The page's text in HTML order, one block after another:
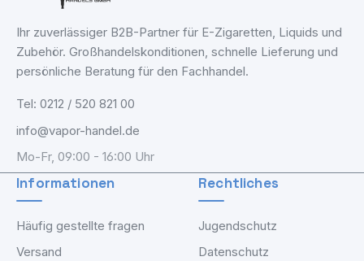
Ihr zuverlässiger B2B-Partner für E-Zigaretten, Liquids und
Zubehör. Großhandelskonditionen, schnelle Lieferung und
persönliche Beratung für den Fachhandel.
Tel: 0212 / 520 821 00
info@vapor-handel.de
Mo-Fr, 09:00 - 16:00 Uhr
Informationen
Häufig gestellte fragen
Versand
Rechtliches
Jugendschutz
Datenschutz